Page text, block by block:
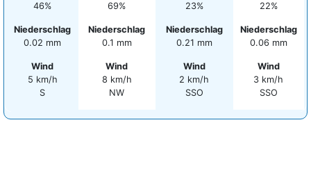
46%
Niederschlag
0.02 mm
Wind
5 km/h
S
69%
Niederschlag
0.1 mm
Wind
8 km/h
NW
23%
Niederschlag
0.21 mm
Wind
2 km/h
SSO
22%
Niederschlag
0.06 mm
Wind
3 km/h
SSO